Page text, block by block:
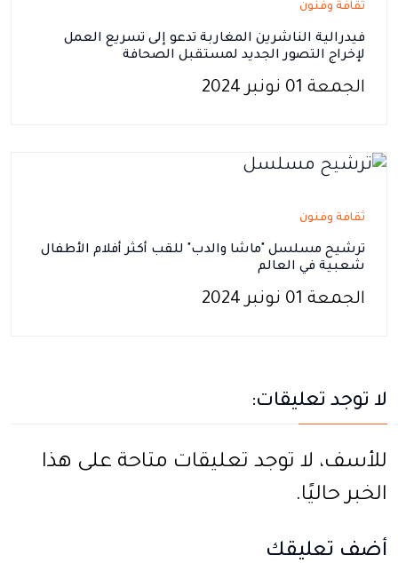
ثقافة وفنون
فيدرالية الناشرين المغاربة تدعو إلى تسريع العمل
لإخراج التصور الجديد لمستقبل الصحافة
الجمعة 01 نونبر 2024
ثقافة وفنون
ترشيح مسلسل "ماشا والدب" للقب أكثر أفلام الأطفال
شعبية في العالم
الجمعة 01 نونبر 2024
لا توجد تعليقات:
للأسف، لا توجد تعليقات متاحة على هذا
الخبر حاليًا.
أضف تعليقك